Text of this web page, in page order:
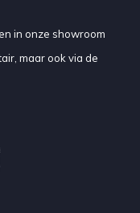
in onze showroom
maar ook via de